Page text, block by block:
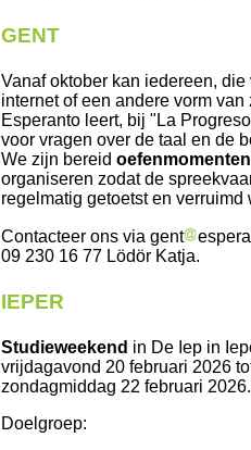
GENT
Vanaf oktober kan iedereen, die
internet of een andere vorm van
Esperanto leert, bij "La
voor vragen over de taal en de
We zijn bereidoefenmomenten
organiseren zodat de
regelmatig getoetst en verruimd
Contacteer ons via gent
09 230 16 77 Lödör Katja.
IEPER
Studieweekend in De Iep in
vrijdagavond 20 februari 2026
zondagmiddag 22 februari 2026.
Doelgroep: